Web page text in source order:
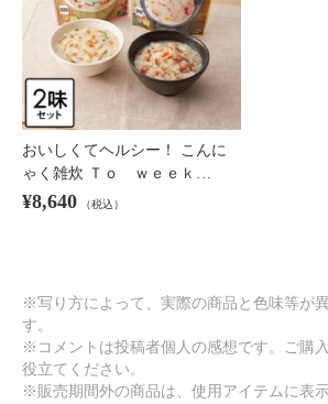
おいしくてヘルシー！ こんに
ゃく雑炊 Ｔｏ ｗｅｅｋ…
¥8,640 （税込）
※写り方によって、実際の商品と色味等が
す。
※コメントは投稿者個人の感想です。ご購
役立てください。
※販売期間外の商品は、使用アイテムに表示